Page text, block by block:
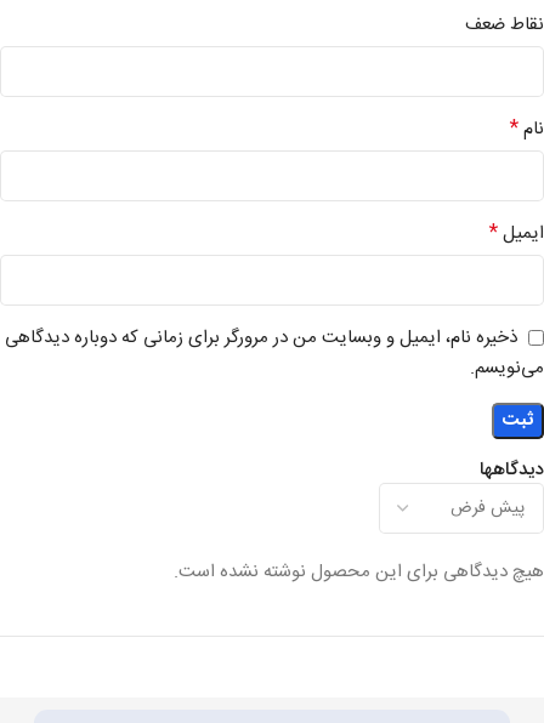
دیدگاهها
هیچ دیدگاهی برای این محصول نوشته نشده است.
نقاط ضعف
نام*
ایمیل*
ذخیره نام، ایمیل و وبسایت من در مرورگر برای زمانی که دوباره دیدگاهی
می‌نویسم.